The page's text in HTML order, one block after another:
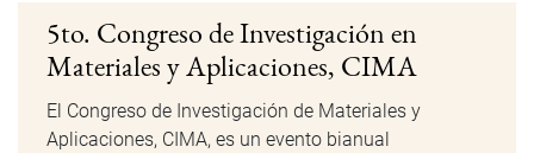
5to. Congreso de Investigación en
Materiales y Aplicaciones, CIMA
El Congreso de Investigación de Materiales y
Aplicaciones, CIMA, es un evento bianual